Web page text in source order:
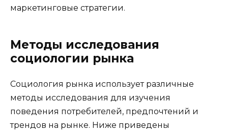
маркетинговые стратегии.
Методы исследования
социологии рынка
Социология рынка использует различные
методы исследования для изучения
поведения потребителей, предпочтений и
трендов на рынке. Ниже приведены